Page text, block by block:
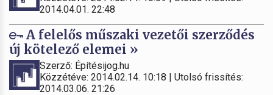
2014.04.01. 22:48
A felelős műszaki vezetői szerződés
új kötelező elemei »
Szerző: Építésijog.hu
Közzétéve: 2014.02.14. 10:18 | Utolsó frissítés:
2014.03.06. 21:26